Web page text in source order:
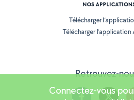
Retrouvez-
NOS
Télécharger
Télécharger l’application
Connectez-vous